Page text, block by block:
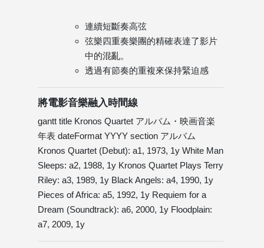
連續短斷奏高弦
弦樂四重奏樂團的精確表達了影片
中的混亂。
透過有節奏的重複來保持緊迫感
將電影音樂融入時間線
gantt title Kronos Quartet アルバム・映画音楽
年表 dateFormat YYYY section アルバム
Kronos Quartet (Debut): a1, 1973, 1y White Man
Sleeps: a2, 1988, 1y Kronos Quartet Plays Terry
Riley: a3, 1989, 1y Black Angels: a4, 1990, 1y
Pieces of Africa: a5, 1992, 1y Requiem for a
Dream (Soundtrack): a6, 2000, 1y Floodplain:
a7, 2009, 1y